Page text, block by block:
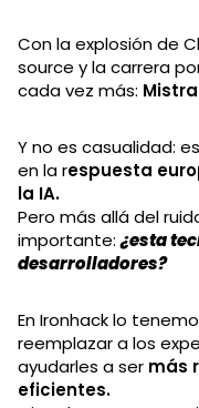
Con la explosión de
source y la carrera
cada vez más:
Y no es casualidad:
en la respuesta
la IA.
Pero más allá del
importante:¿esta
desarrolladores?
En Ironhack lo
reemplazar a los
ayudarles a ser más
eficientes.